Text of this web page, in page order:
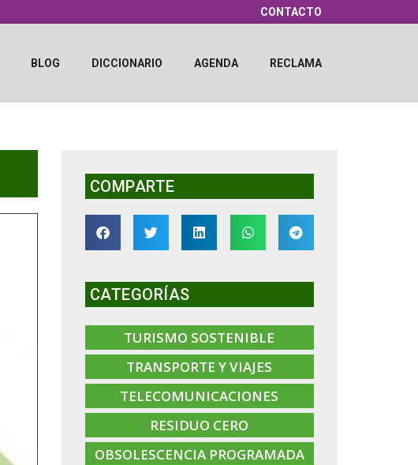
CONTACTO
BLOG DICCIONARIO AGENDA RECLAMA
COMPARTE
CATEGORÍAS
TURISMO SOSTENIBLE
TRANSPORTE Y VIAJES
TELECOMUNICACIONES
RESIDUO CERO
OBSOLESCENCIA PROGRAMADA